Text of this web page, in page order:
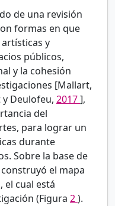
de una revisión
formas en que
y
públicos,
y la cohesión
[Mallart,
Deulofeu, 2017],
del
para lograr un
durante
Sobre la base de
el mapa
el cual está
(Figura 2).